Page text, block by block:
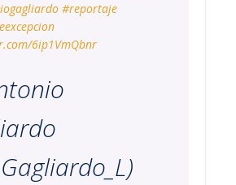
#reportaje
6ip1VmQbnr